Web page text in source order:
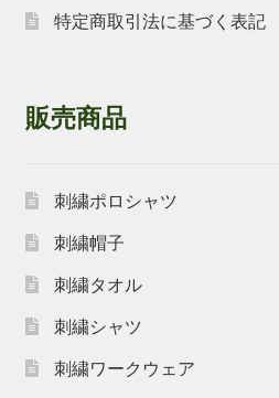
特定商取引法に基づく表記
販売商品
刺繍ポロシャツ
刺繍帽子
刺繍タオル
刺繍シャツ
刺繍ワークウェア